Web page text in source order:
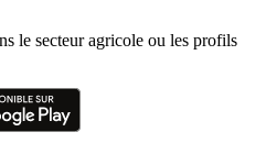
le secteur agricole ou les profils